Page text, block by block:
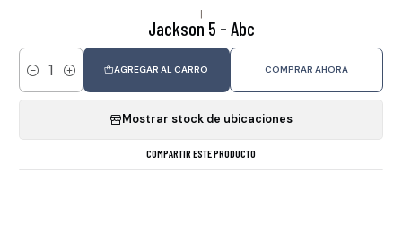
|
Jackson 5 - Abc
Cantidad
AGREGAR AL CARRO COMPRAR AHORA
Mostrar stock de ubicaciones
COMPARTIR ESTE PRODUCTO